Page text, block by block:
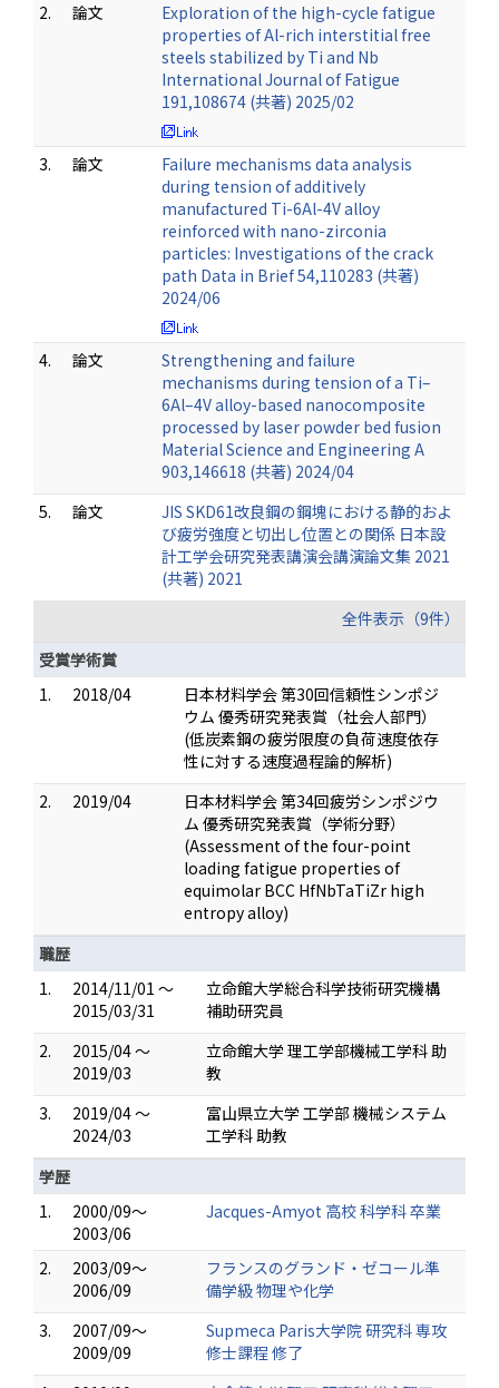
2.
論文
Exploration of the high-cycle fatigue
properties of Al-rich interstitial free
steels stabilized by Ti and Nb
International Journal of Fatigue
191,108674 (共著) 2025/02
3. 論文
Failure mechanisms data analysis
during tension of additively
manufactured Ti-6Al-4V alloy
reinforced with nano-zirconia
particles: Investigations of the crack
path Data in Brief 54,110283 (共著)
2024/06
4. 論文
Strengthening and failure
mechanisms during tension of a Ti–
6Al–4V alloy-based nanocomposite
processed by laser powder bed fusion
Material Science and Engineering A
903,146618 (共著) 2024/04
5.
論文
JIS SKD61改良鋼の鋼塊における静的およ
び疲労強度と切出し位置との関係 日本設
計工学会研究発表講演会講演論文集 2021
(共著) 2021
全件表示（9件）
受賞学術賞
1.
2018/04
日本材料学会 第30回信頼性シンポジ
ウム 優秀研究発表賞（社会人部門）
(低炭素鋼の疲労限度の負荷速度依存
性に対する速度過程論的解析)
2.
2019/04
日本材料学会 第34回疲労シンポジウ
ム 優秀研究発表賞（学術分野）
(Assessment of the four-point
loading fatigue properties of
equimolar BCC HfNbTaTiZr high
entropy alloy)
職歴
1.
2014/11/01 ～
2015/03/31
立命館大学総合科学技術研究機構
補助研究員
2.
2015/04 ～
2019/03
立命館大学 理工学部機械工学科 助
教
3.
2019/04 ～
2024/03
富山県立大学 工学部 機械システム
工学科 助教
学歴
1.
2000/09～
2003/06
Jacques-Amyot 高校 科学科 卒業
2.
2003/09～
2006/09
フランスのグランド・ゼコール準
備学級 物理や化学
3.
2007/09～
2009/09
Supmeca Paris大学院 研究科 専攻
修士課程 修了